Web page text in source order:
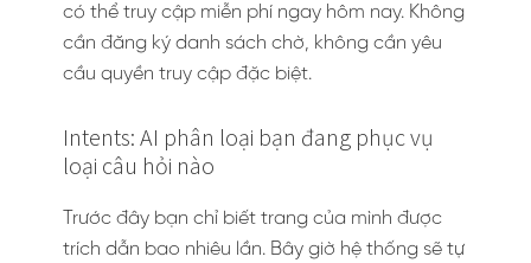
có thể truy cập miễn phí ngay hôm nay. Không
cần đăng ký danh sách chờ, không cần yêu
cầu quyền truy cập đặc biệt.
Intents: AI phân loại bạn đang phục vụ
loại câu hỏi nào
Trước đây bạn chỉ biết trang của mình được
trích dẫn bao nhiêu lần. Bây giờ hệ thống sẽ tự